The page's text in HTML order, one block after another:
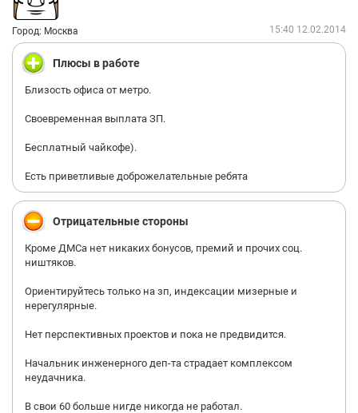
Город: Москва 15:40 12.02.2014
Плюсы в работе
Близость офиса от метро.
Своевременная выплата ЗП.
Бесплатный чайкофе).
Есть приветливые доброжелательные ребята
Отрицательные стороны
Кроме ДМСа нет никаких бонусов, премий и прочих соц.
ништяков.
Ориентируйтесь только на зп, индексации мизерные и
нерегулярные.
Нет перспективных проектов и пока не предвидится.
Начальник инженерного деп-та страдает комплексом
неудачника.
В свои 60 больше нигде никогда не работал.